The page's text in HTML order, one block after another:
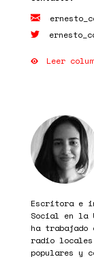
Leer
Escritora e
Social en la
ha trabajado
radio
populares y